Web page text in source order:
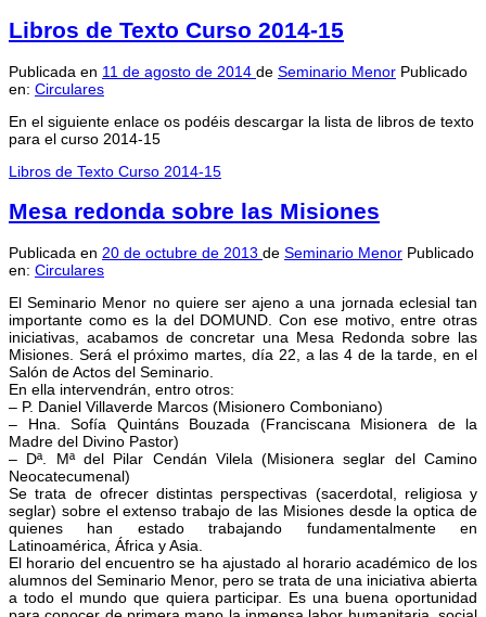
Libros de Texto Curso 2014-15
Publicada en 11 de agosto de 2014 de Seminario Menor Publicado
en: Circulares
En el siguiente enlace os podéis descargar la lista de libros de texto
para el curso 2014-15
Libros de Texto Curso 2014-15
Mesa redonda sobre las Misiones
Publicada en 20 de octubre de 2013 de Seminario Menor Publicado
en: Circulares
El Seminario Menor no quiere ser ajeno a una jornada eclesial tan
importante como es la del DOMUND. Con ese motivo, entre otras
iniciativas, acabamos de concretar una Mesa Redonda sobre las
Misiones. Será el próximo martes, día 22, a las 4 de la tarde, en el
Salón de Actos del Seminario.
En ella intervendrán, entro otros:
– P. Daniel Villaverde Marcos (Misionero Comboniano)
– Hna. Sofía Quintáns Bouzada (Franciscana Misionera de la
Madre del Divino Pastor)
– Dª. Mª del Pilar Cendán Vilela (Misionera seglar del Camino
Neocatecumenal)
Se trata de ofrecer distintas perspectivas (sacerdotal, religiosa y
seglar) sobre el extenso trabajo de las Misiones desde la optica de
quienes han estado trabajando fundamentalmente en
Latinoamérica, África y Asia.
El horario del encuentro se ha ajustado al horario académico de los
alumnos del Seminario Menor, pero se trata de una iniciativa abierta
a todo el mundo que quiera participar. Es una buena oportunidad